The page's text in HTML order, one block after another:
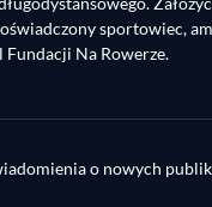
sportowiec,
Fundacji Na Rowerze.
o nowych